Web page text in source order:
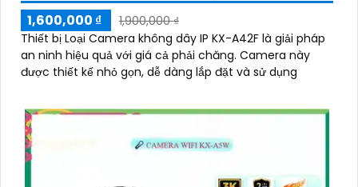
1,600,000 ₫
1,900,000 ₫
Thiết bị Loại Camera không dây IP KX-A42F là giải pháp
an ninh hiệu quả với giá cả phải chăng. Camera này
được thiết kế nhỏ gọn, dễ dàng lắp đặt và sử dụng